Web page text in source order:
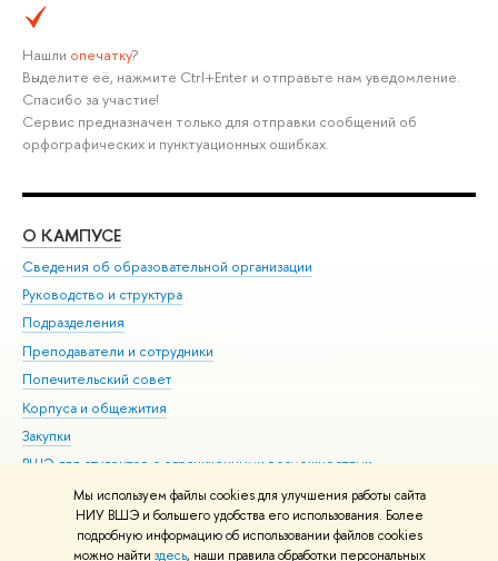
Мы используем файлы cookies для улучшения работы сайта
НИУ ВШЭ и большего удобства его использования. Более
подробную информацию об использовании файлов cookies
можно найти здесь, наши правила обработки персональных
Нашли опечатку?
Выделите её, нажмите Ctrl+Enter и отправьте нам уведомление.
Спасибо за участие!
Сервис предназначен только для отправки сообщений об
орфографических и пунктуационных ошибках.
О КАМПУСЕ
Сведения об образовательной организации
Руководство и структура
Подразделения
Преподаватели и сотрудники
Попечительский совет
Корпуса и общежития
Закупки
ВШЭ для студентов с ограниченными возможностями
здоровья и инвалидностью
Версия для слабовидящих
Единая платежная страница